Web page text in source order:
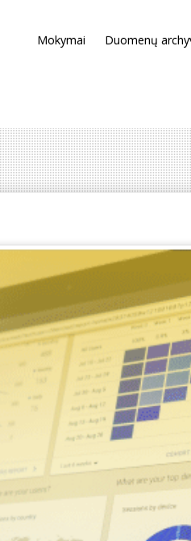
Mokymai Duomenų